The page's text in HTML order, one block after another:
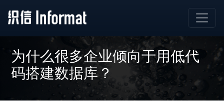
为什么很多企业倾向于用低代
码搭建数据库？